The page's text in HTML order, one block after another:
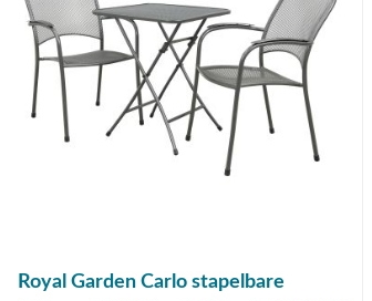
Royal Garden Carlo stapelbare